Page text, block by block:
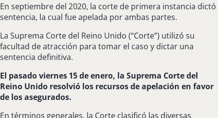
En septiembre del 2020, la corte de primera instancia dictó
sentencia, la cual fue apelada por ambas partes.
La Suprema Corte del Reino Unido (“Corte”) utilizó su
facultad de atracción para tomar el caso y dictar una
sentencia definitiva.
El pasado viernes 15 de enero, la Suprema Corte del
Reino Unido resolvió los recursos de apelación en favor
de los asegurados.
En términos generales, la Corte clasificó las diversas